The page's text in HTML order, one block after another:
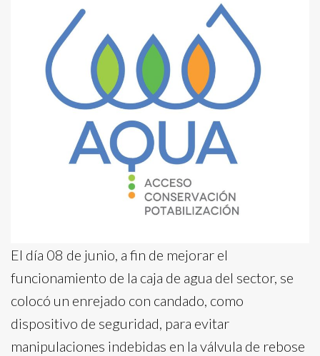
El día 08 de junio, a fin de mejorar el
funcionamiento de la caja de agua del sector, se
colocó un enrejado con candado, como
dispositivo de seguridad, para evitar
manipulaciones indebidas en la válvula de rebose